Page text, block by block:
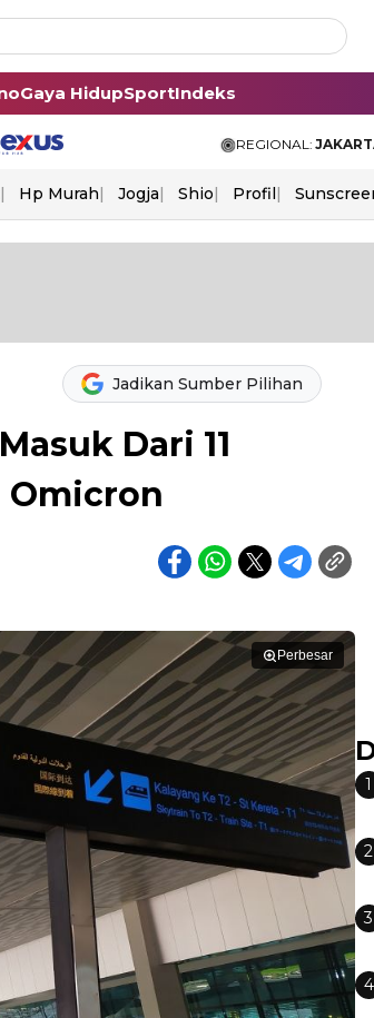
Gaya HidupSportIndeks
REGIONAL:
Hp Murah Jogja Shio Profil
Jadikan Sumber Pilihan
Dari 11
Omicron
Perbesar
1
2
3
4